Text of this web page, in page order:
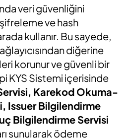
veri güvenliğini
ve hash
kullanır. Bu sayede,
diğerine
korunur ve güvenli bir
KYS Sistemi içerisinde
Karekod Okuma-
Issuer Bilgilendirme
Bilgilendirme Servisi
sunularak ödeme